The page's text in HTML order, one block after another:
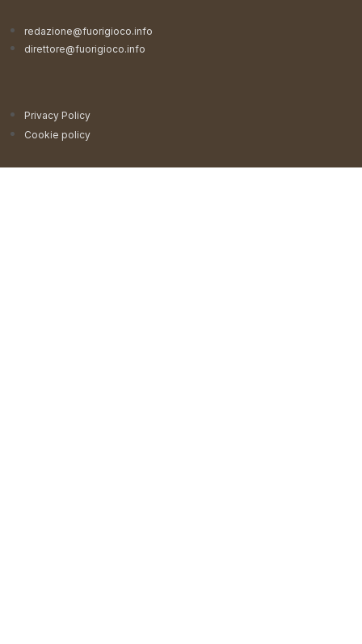
redazione@fuorigioco.info
direttore@fuorigioco.info
Privacy Policy
Cookie policy